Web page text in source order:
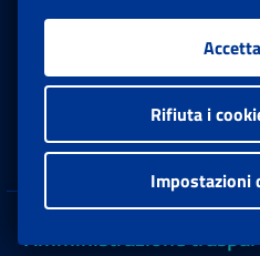
Lavoro
Sostegni, Sussidi e
Imprese e Liberi
Amministrazione
Rifiuta i
Impostazioni